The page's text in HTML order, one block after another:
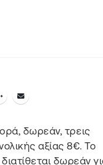
δωρεάν, τρεις
αξίας 8€. Το
δωρεάν